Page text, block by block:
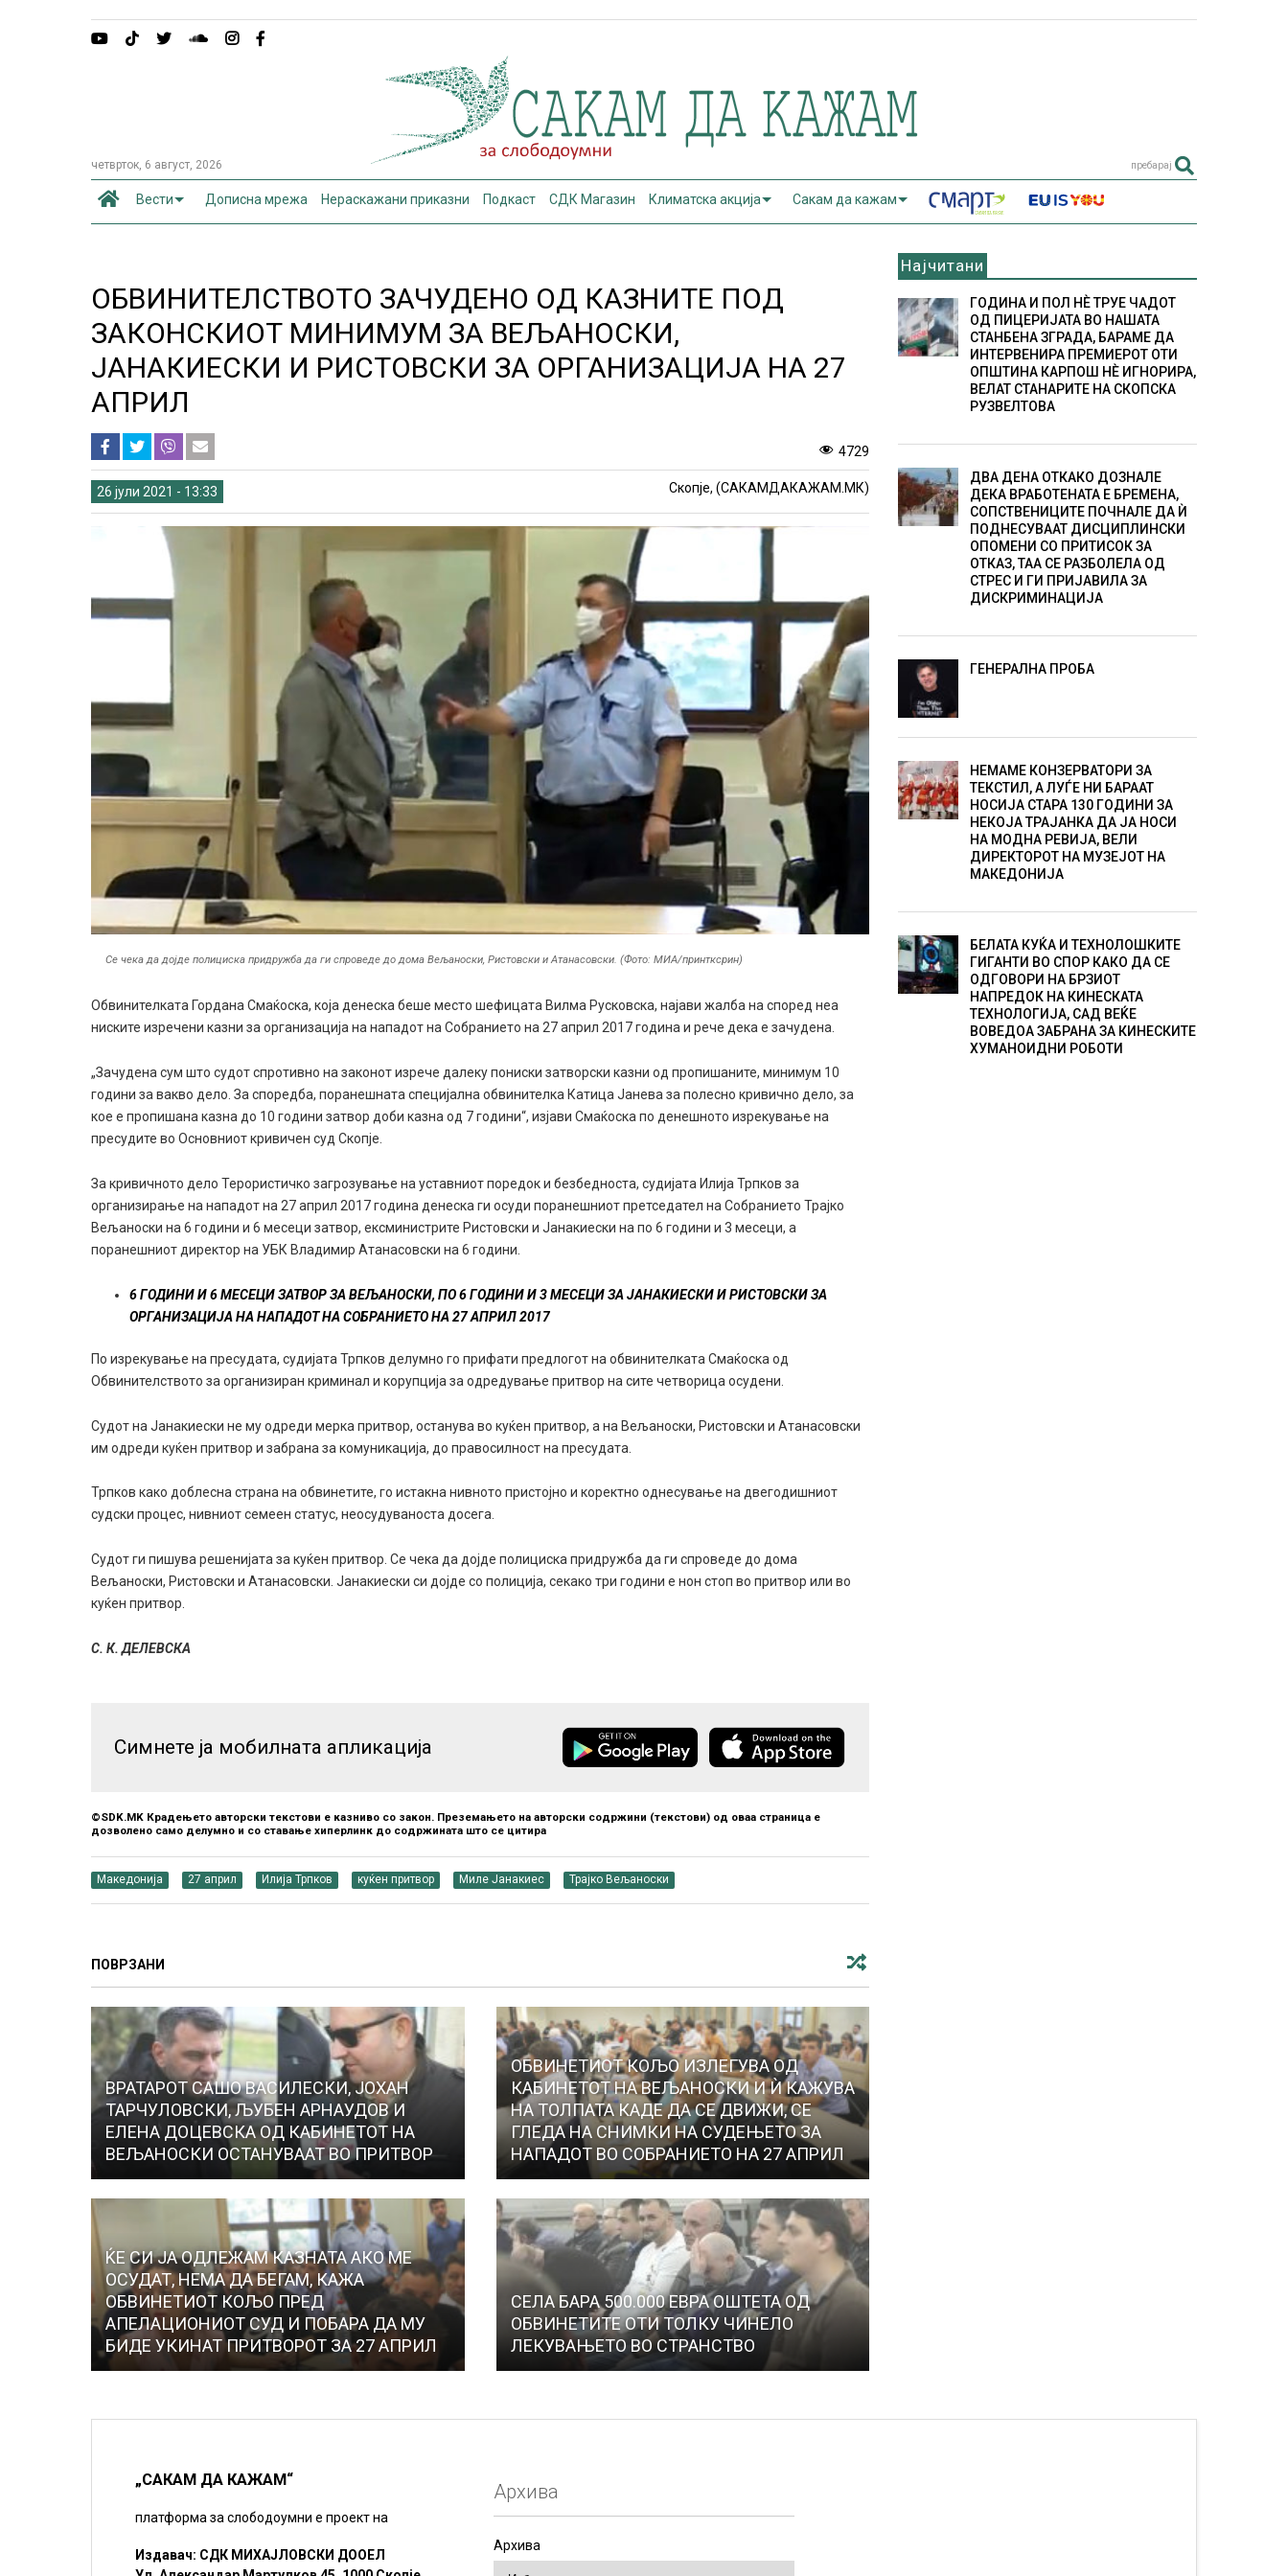
четврток, 6 август, 2026 пребарај
Вести Дописна мрежа Нераскажани приказни Подкаст СДК Магазин Климатска акција Сакам да кажам
ОБВИНИТЕЛСТВОТО ЗАЧУДЕНО ОД КАЗНИТЕ ПОД
ЗАКОНСКИОТ МИНИМУМ ЗА ВЕЉАНОСКИ,
ЈАНАКИЕСКИ И РИСТОВСКИ ЗА ОРГАНИЗАЦИЈА НА 27
АПРИЛ
4729
26 јули 2021 - 13:33 Скопје, (САКАМДАКАЖАМ.МК)
Се чека да дојде полициска придружба да ги спроведе до дома Вељаноски, Ристовски и Атанасовски. (Фото: МИА/принтксрин)
Обвинителката Гордана Смаќоска, која денеска беше место шефицата Вилма Русковска, најави жалба на според неа
ниските изречени казни за организација на нападот на Собранието на 27 април 2017 година и рече дека е зачудена.
„Зачудена сум што судот спротивно на законот изрече далеку пониски затворски казни од пропишаните, минимум 10
години за вакво дело. За споредба, поранешната специјална обвинителка Катица Јанева за полесно кривично дело, за
кое е пропишана казна до 10 години затвор доби казна од 7 години“, изјави Смаќоска по денешното изрекување на
пресудите во Основниот кривичен суд Скопје.
За кривичното дело Терористичко загрозување на уставниот поредок и безбедноста, судијата Илија Трпков за
организирање на нападот на 27 април 2017 година денеска ги осуди поранешниот претседател на Собранието Трајко
Вељаноски на 6 години и 6 месеци затвор, ексминистрите Ристовски и Јанакиески на по 6 години и 3 месеци, а
поранешниот директор на УБК Владимир Атанасовски на 6 години.
6 ГОДИНИ И 6 МЕСЕЦИ ЗАТВОР ЗА ВЕЉАНОСКИ, ПО 6 ГОДИНИ И 3 МЕСЕЦИ ЗА ЈАНАКИЕСКИ И РИСТОВСКИ ЗА
ОРГАНИЗАЦИЈА НА НАПАДОТ НА СОБРАНИЕТО НА 27 АПРИЛ 2017
По изрекување на пресудата, судијата Трпков делумно го прифати предлогот на обвинителката Смаќоска од
Обвинителството за организиран криминал и корупција за одредување притвор на сите четворица осудени.
Судот на Јанакиески не му одреди мерка притвор, останува во куќен притвор, а на Вељаноски, Ристовски и Атанасовски
им одреди куќен притвор и забрана за комуникација, до правосилност на пресудата.
Трпков како доблесна страна на обвинетите, го истакна нивното пристојно и коректно однесување на двегодишниот
судски процес, нивниот семеен статус, неосудуваноста досега.
Судот ги пишува решенијата за куќен притвор. Се чека да дојде полициска придружба да ги спроведе до дома
Вељаноски, Ристовски и Атанасовски. Јанакиески си дојде со полиција, секако три години е нон стоп во притвор или во
куќен притвор.
С. К. ДЕЛЕВСКА
Симнете ја мобилната апликација
©SDK.MK Крадењето авторски текстови е казниво со закон. Преземањето на авторски содржини (текстови) од оваа страница е
дозволено само делумно и со ставање хиперлинк до содржината што се цитира
Македонија 27 април Илија Трпков куќен притвор Миле Јанакиес Трајко Вељаноски
ПОВРЗАНИ
ВРАТАРОТ САШО ВАСИЛЕСКИ, ЈОХАН
ТАРЧУЛОВСКИ, ЉУБЕН АРНАУДОВ И
ЕЛЕНА ДОЦЕВСКА ОД КАБИНЕТОТ НА
ВЕЉАНОСКИ ОСТАНУВААТ ВО ПРИТВОР
ОБВИНЕТИОТ КОЉО ИЗЛЕГУВА ОД
КАБИНЕТОТ НА ВЕЉАНОСКИ И Ѝ КАЖУВА
НА ТОЛПАТА КАДЕ ДА СЕ ДВИЖИ, СЕ
ГЛЕДА НА СНИМКИ НА СУДЕЊЕТО ЗА
НАПАДОТ ВО СОБРАНИЕТО НА 27 АПРИЛ
ЌЕ СИ ЈА ОДЛЕЖАМ КАЗНАТА АКО МЕ
ОСУДАТ, НЕМА ДА БЕГАМ, КАЖА
ОБВИНЕТИОТ КОЉО ПРЕД
АПЕЛАЦИОНИОТ СУД И ПОБАРА ДА МУ
БИДЕ УКИНАТ ПРИТВОРОТ ЗА 27 АПРИЛ
СЕЛА БАРА 500.000 ЕВРА ОШТЕТА ОД
ОБВИНЕТИТЕ ОТИ ТОЛКУ ЧИНЕЛО
ЛЕКУВАЊЕТО ВО СТРАНСТВО
Најчитани
ГОДИНА И ПОЛ НÈ ТРУЕ ЧАДОТ
ОД ПИЦЕРИЈАТА ВО НАШАТА
СТАНБЕНА ЗГРАДА, БАРАМЕ ДА
ИНТЕРВЕНИРА ПРЕМИЕРОТ ОТИ
ОПШТИНА КАРПОШ НÈ ИГНОРИРА,
ВЕЛАТ СТАНАРИТЕ НА СКОПСКА
РУЗВЕЛТОВА
ДВА ДЕНА ОТКАКО ДОЗНАЛЕ
ДЕКА ВРАБОТЕНАТА Е БРЕМЕНА,
СОПСТВЕНИЦИТЕ ПОЧНАЛЕ ДА Ѝ
ПОДНЕСУВААТ ДИСЦИПЛИНСКИ
ОПОМЕНИ СО ПРИТИСОК ЗА
ОТКАЗ, ТАА СЕ РАЗБОЛЕЛА ОД
СТРЕС И ГИ ПРИЈАВИЛА ЗА
ДИСКРИМИНАЦИЈА
ГЕНЕРАЛНА ПРОБА
НЕМАМЕ КОНЗЕРВАТОРИ ЗА
ТЕКСТИЛ, А ЛУЃЕ НИ БАРААТ
НОСИЈА СТАРА 130 ГОДИНИ ЗА
НЕКОЈА ТРАЈАНКА ДА ЈА НОСИ
НА МОДНА РЕВИЈА, ВЕЛИ
ДИРЕКТОРОТ НА МУЗЕЈОТ НА
МАКЕДОНИЈА
БЕЛАТА КУЌА И ТЕХНОЛОШКИТЕ
ГИГАНТИ ВО СПОР КАКО ДА СЕ
ОДГОВОРИ НА БРЗИОТ
НАПРЕДОК НА КИНЕСКАТА
ТЕХНОЛОГИЈА, САД ВЕЌЕ
ВОВЕДОА ЗАБРАНА ЗА КИНЕСКИТЕ
ХУМАНОИДНИ РОБОТИ
„САКАМ ДА КАЖАМ“
платформа за слободоумни е проект на
Издавач: СДК МИХАЈЛОВСКИ ДООЕЛ
Архива
Архива